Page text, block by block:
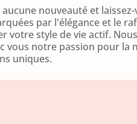
nouveauté et
par l'élégance et le
votre style de vie actif.
vous notre passion pour la
uniques.